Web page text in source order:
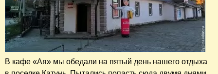
В кафе «Ая» мы обедали на пятый день нашего отдыха